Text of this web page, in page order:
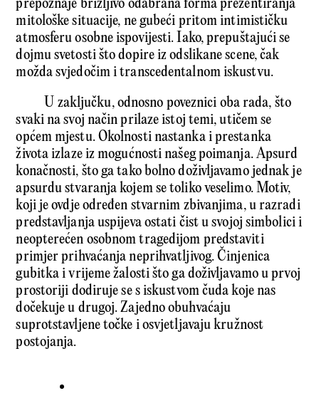
prepoznaje brižljivo odabrana forma prezentiranja
mitološke situacije, ne gubeći pritom intimističku
atmosferu osobne ispovijesti. Iako, prepuštajući se
dojmu svetosti što dopire iz odslikane scene, čak
možda svjedočim i transcedentalnom iskustvu.
U zaključku, odnosno poveznici oba rada, što
svaki na svoj način prilaze istoj temi, utičem se
općem mjestu. Okolnosti nastanka i prestanka
života izlaze iz mogućnosti našeg poimanja. Apsurd
konačnosti, što ga tako bolno doživljavamo jednak je
apsurdu stvaranja kojem se toliko veselimo. Motiv,
koji je ovdje određen stvarnim zbivanjima, u razradi
predstavljanja uspijeva ostati čist u svojoj simbolici i
neopterećen osobnom tragedijom predstaviti
primjer prihvaćanja neprihvatljivog. Činjenica
gubitka i vrijeme žalosti što ga doživljavamo u prvoj
prostoriji dodiruje se s iskustvom čuda koje nas
dočekuje u drugoj. Zajedno obuhvaćaju
suprotstavljene točke i osvjetljavaju kružnost
postojanja.